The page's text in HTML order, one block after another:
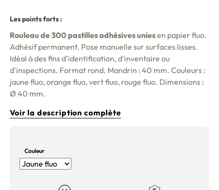
Les points forts :
Rouleau de 300 pastilles adhésives uniesen papier fluo.
Adhésif permanent. Pose manuelle sur surfaces lisses.
Idéal à des fins d'identification, d'inventaire ou
d'inspections. Format rond. Mandrin : 40 mm. Couleurs :
jaune fluo, orange fluo, vert fluo, rouge fluo. Dimensions :
Ø 40 mm.
Voir la description complète
Couleur